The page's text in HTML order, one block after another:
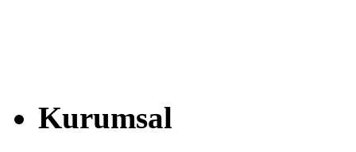
Kurumsal